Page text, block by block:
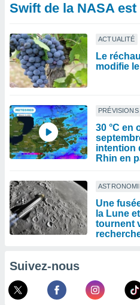
Swift de la NASA
ACTUALITÉ
Le
modifie
PRÉVISIONS
30 °C en
intention
Rhin en
Une
la Lune
tournent
Suivez-nous